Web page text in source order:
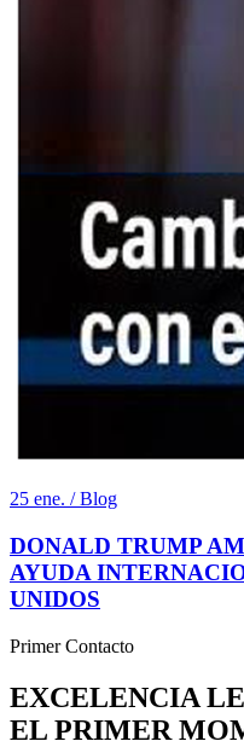
25 ene. / Blog
DONALD TRUMP
AYUDA
UNIDOS
Primer Contacto
EXCELENCIA
EL PRIMER